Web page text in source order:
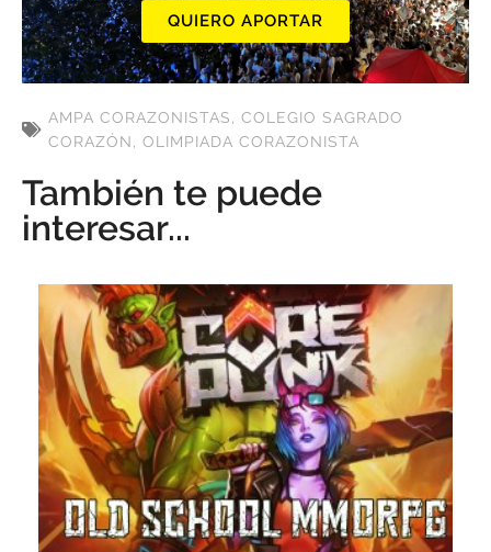
QUIERO APORTAR
AMPA CORAZONISTAS, COLEGIO SAGRADO
CORAZÓN, OLIMPIADA CORAZONISTA
También te puede
interesar...